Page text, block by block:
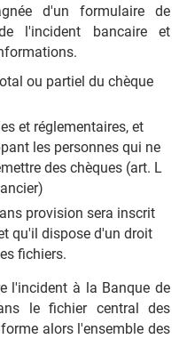
d'un formulaire de
l'incident bancaire et
ou partiel du chèque
et réglementaires, et
les personnes qui ne
des chèques (art. L
provision sera inscrit
qu'il dispose d'un droit
fichiers.
l'incident à la Banque de
le fichier central des
alors l'ensemble des